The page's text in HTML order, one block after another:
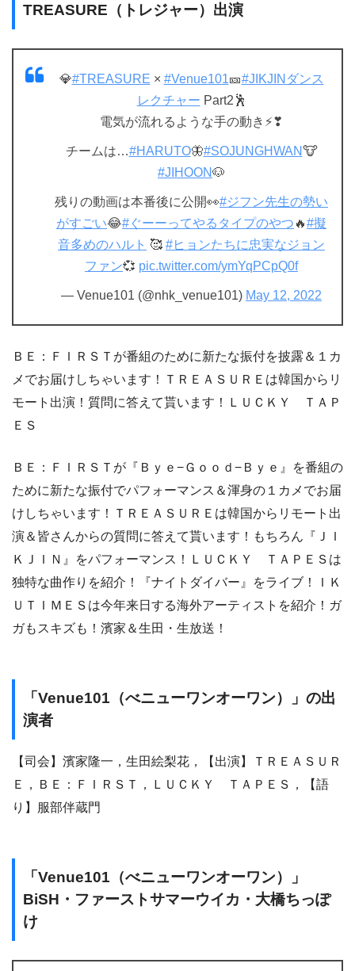
TREASURE（トレジャー）出演
💎#TREASURE × #Venue101🎫#JIKJINダンス
レクチャー Part2🕺
電気が流れるような手の動き⚡❣
チームは…#HARUTO🦋#SOJUNGHWAN🐮
#JIHOON🐶
残りの動画は本番後に公開👀#ジフン先生の勢い
がすごい😂#ぐーーってやるタイプのやつ 🔥#擬
音多めのハルト 🥰 #ヒョンたちに忠実なジョン
ファン💞 pic.twitter.com/ymYqPCpQ0f
— Venue101 (@nhk_venue101) May 12, 2022
ＢＥ：ＦＩＲＳＴが番組のために新たな振付を披露＆１カ
メでお届けしちゃいます！ＴＲＥＡＳＵＲＥは韓国からリ
モート出演！質問に答えて貰います！ＬＵＣＫＹ ＴＡＰ
ＥＳ
ＢＥ：ＦＩＲＳＴが『Ｂｙｅ−Ｇｏｏｄ−Ｂｙｅ』を番組の
ために新たな振付でパフォーマンス＆渾身の１カメでお届
けしちゃいます！ＴＲＥＡＳＵＲＥは韓国からリモート出
演＆皆さんからの質問に答えて貰います！もちろん『ＪＩ
ＫＪＩＮ』をパフォーマンス！ＬＵＣＫＹ ＴＡＰＥＳは
独特な曲作りを紹介！『ナイトダイバー』をライブ！ＩＫ
ＵＴＩＭＥＳは今年来日する海外アーティストを紹介！ガ
ガもスキズも！濱家＆生田・生放送！
「Venue101（べニューワンオーワン）」の出
演者
【司会】濱家隆一，生田絵梨花，【出演】ＴＲＥＡＳＵＲ
Ｅ，ＢＥ：ＦＩＲＳＴ，ＬＵＣＫＹ ＴＡＰＥＳ，【語
り】服部伴蔵門
「Venue101（べニューワンオーワン）」
BiSH・ファーストサマーウイカ・大橋ちっぽ
け